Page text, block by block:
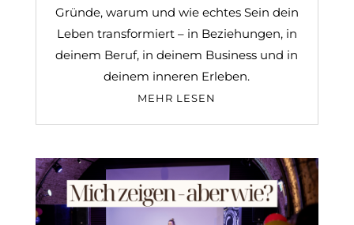
Gründe, warum und wie echtes Sein dein
Leben transformiert – in Beziehungen, in
deinem Beruf, in deinem Business und in
deinem inneren Erleben.
MEHR LESEN